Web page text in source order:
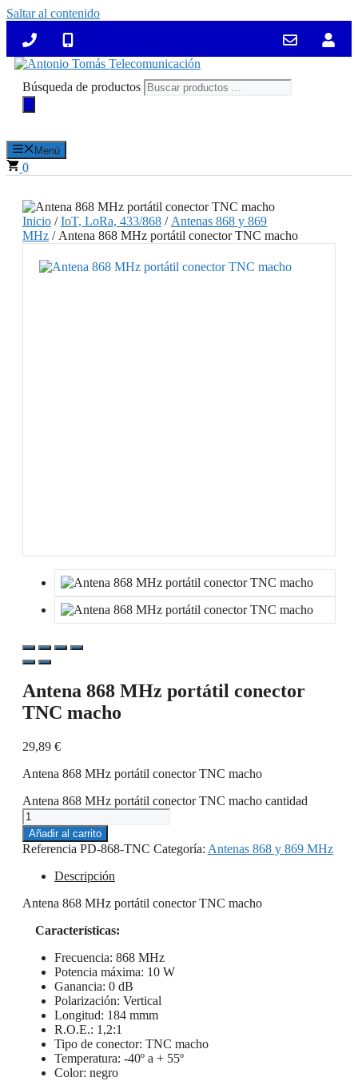
Saltar al contenido
Búsqueda de productos
Menú
0
Inicio /IoT, LoRa, 433/868 / Antenas 868 y 869
MHz / Antena 868 MHz portátil conector TNC macho
Antena 868 MHz portátil conector
TNC macho
29,89 €
Antena 868 MHz portátil conector TNC macho
Antena 868 MHz portátil conector TNC macho cantidad
Añadir al carrito
Referencia PD-868-TNC Categoría: Antenas 868 y 869 MHz
Descripción
Antena 868 MHz portátil conector TNC macho
Características:
Frecuencia: 868 MHz
Potencia máxima: 10 W
Ganancia: 0 dB
Polarización: Vertical
Longitud: 184 mmm
R.O.E.: 1,2:1
Tipo de conector: TNC macho
Temperatura: -40º a + 55º
Color: negro